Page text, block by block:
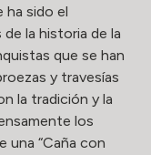
ha sido el
la historia de la
que se han
y travesías
la tradición y la
los
una “Caña con